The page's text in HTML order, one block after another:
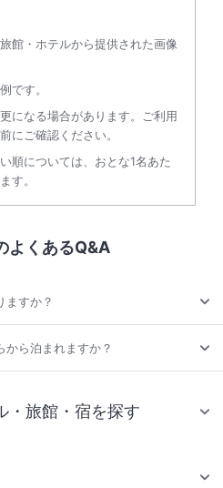
館・ホテルから提供された画像
です。
になる場合があります。ご利用
にご確認ください。
順については、おとな1名あた
す。
よくあるQ&A
ますか？
から泊まれますか？
・旅館・宿を探す